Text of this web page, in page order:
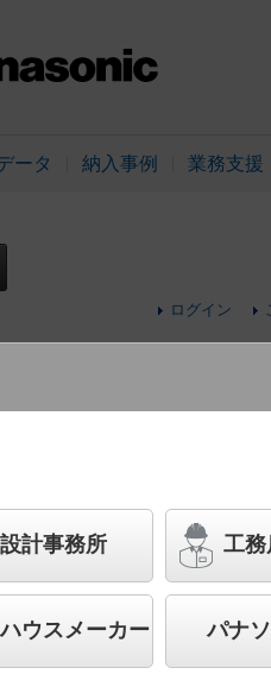
ータ 納入事例 業務支援
ログイン
壁直付型・据置取付型
タイプ・片側化粧/広面
売）／L600タイプ 建築化
37,000 円（税抜）
ユニット内蔵
設計事務所 工務
ハウスメーカー パナ